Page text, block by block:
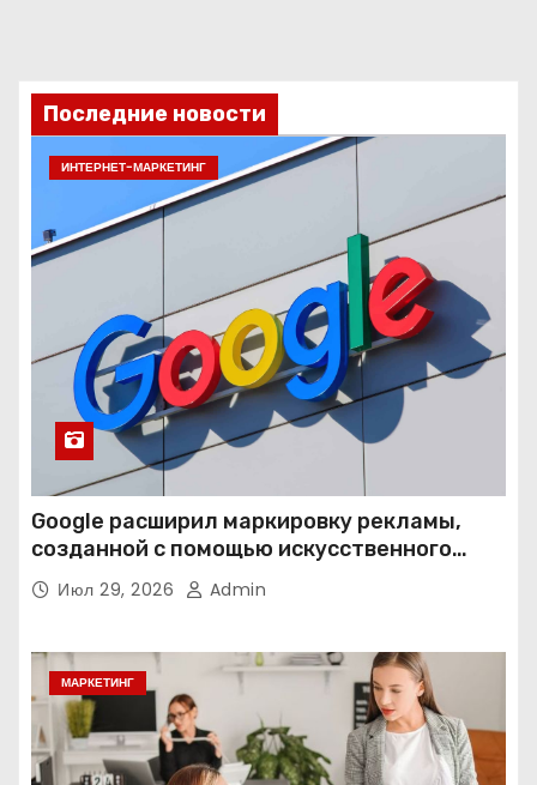
Последние новости
ИНТЕРНЕТ-МАРКЕТИНГ
Google расширил маркировку рекламы,
созданной с помощью искусственного
интеллекта
Июл 29, 2026 Admin
МАРКЕТИНГ